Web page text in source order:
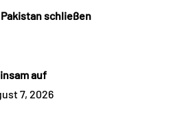
schließen
auf
7, 2026